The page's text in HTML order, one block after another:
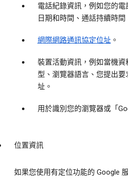
電話紀錄資訊，例如您的
日期和時間、通話持續時
網際網路通訊協定位址。
裝置活動資訊，例如當機
型、瀏覽器語言、您提出
址。
用於識別您的瀏覽器或「
位置資訊
如果您使用有定位功能的 Google